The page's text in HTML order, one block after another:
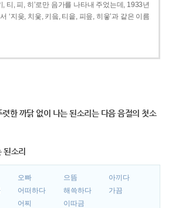
, 티, 피, 히’로만 음가를 나타내 주었는데, 1933년
‘지읒, 치읓, 키읔, 티읕, 피읖, 히읗’과 같은 이름
한 까닭 없이 나는 된소리는 다음 음절의 첫소
된소리
오빠 으뜸
아끼다
어떠하다 해쓱하다
가끔
어찌 이따금